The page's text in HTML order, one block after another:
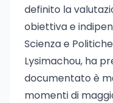
definito la
obiettiva e
Scienza e
Lysimachou, ha
documentato è
momenti di